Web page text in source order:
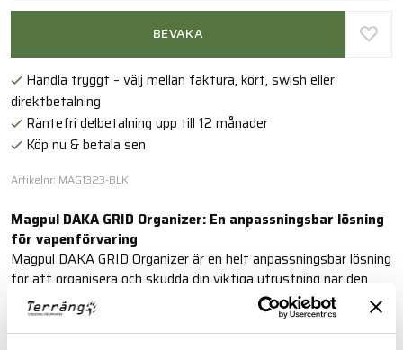
BEVAKA
Handla tryggt – välj mellan faktura, kort, swish eller
direktbetalning
Räntefri delbetalning upp till 12 månader
Köp nu & betala sen
Artikelnr: MAG1323-BLK
Magpul DAKA GRID Organizer: En anpassningsbar lösning
för vapenförvaring
Magpul DAKA GRID Organizer är en helt anpassningsbar lösning
för att organisera och skydda din viktiga utrustning när den
förvaras eller transporteras i ditt befintliga hårda fodral.
Speciellt utformad för att passa Pelican™ 1720 Protector-
fodralet och Eylar® 44"-fodralet, är GRID Organizer helt